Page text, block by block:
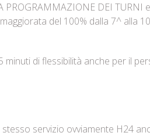
PROGRAMMAZIONE DEI
del 100% dalla 7^ alla
minuti di flessibilità anche per il
servizio ovviamente H24